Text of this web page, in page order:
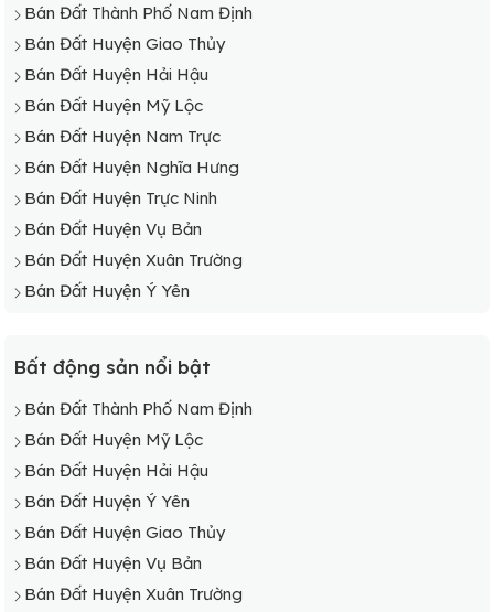
Bán Đất Xã Yên Phú
Bán Đất Xã Yên Phúc
Bán Đất Xã Yên Phương
Bán Đất Xã Yên Quang
Bán Đất Xã Yên Tân
Bán Đất Xã Yên Thắng
Bán Đất Xã Yên Thành
Bán Đất Xã Yên Thọ
Bán Đất Xã Yên Tiến
Bán Đất Xã Yên Trị
Bán Đất Xã Yên Xá
Bán Đất Thành Phố Nam Định
Bán Đất Huyện Giao Thủy
Bán Đất Huyện Hải Hậu
Bán Đất Huyện Mỹ Lộc
Bán Đất Huyện Nam Trực
Bán Đất Huyện Nghĩa Hưng
Bán Đất Huyện Trực Ninh
Bán Đất Huyện Vụ Bản
Bán Đất Huyện Xuân Trường
Bán Đất Huyện Ý Yên
Bất động sản nổi bật
Bán Đất Thành Phố Nam Định
Bán Đất Huyện Mỹ Lộc
Bán Đất Huyện Hải Hậu
Bán Đất Huyện Ý Yên
Bán Đất Huyện Giao Thủy
Bán Đất Huyện Vụ Bản
Bán Đất Huyện Xuân Trường